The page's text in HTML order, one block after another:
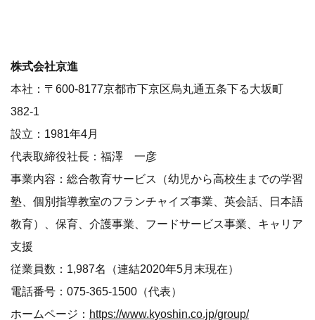
株式会社京進
本社：〒600-8177京都市下京区烏丸通五条下る大坂町
382-1
設立：1981年4月
代表取締役社長：福澤 一彦
事業内容：総合教育サービス（幼児から高校生までの学習
塾、個別指導教室のフランチャイズ事業、英会話、日本語
教育）、保育、介護事業、フードサービス事業、キャリア
支援
従業員数：1,987名（連結2020年5月末現在）
電話番号：075-365-1500（代表）
ホームページ： https://www.kyoshin.co.jp/group/